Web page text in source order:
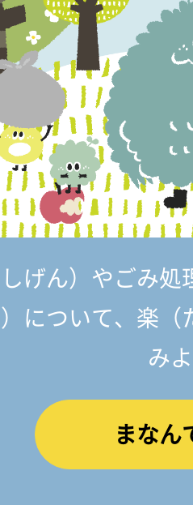
げん）やごみ
について、楽（
み
まなん